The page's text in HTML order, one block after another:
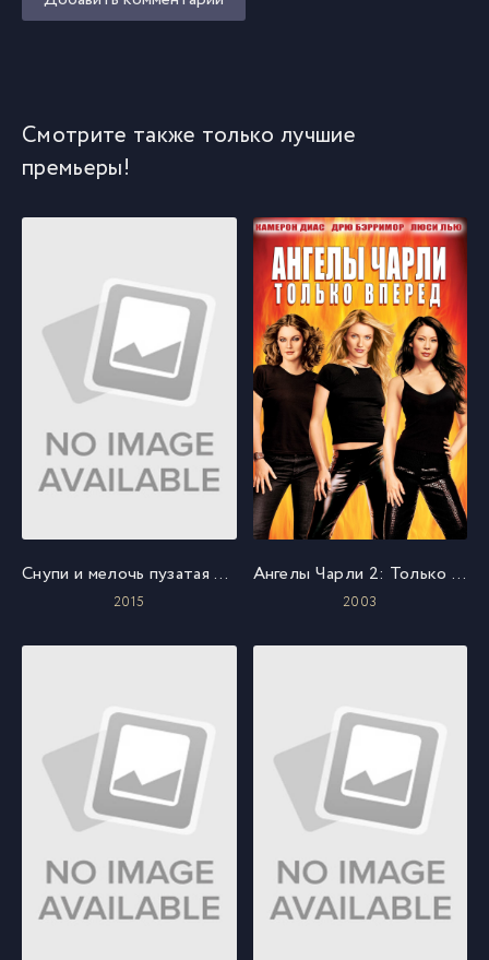
Смотрите также только лучшие
премьеры!
Снупи и мелочь пузатая в кино
2015
Ангелы Чарли 2: Только вперёд
2003